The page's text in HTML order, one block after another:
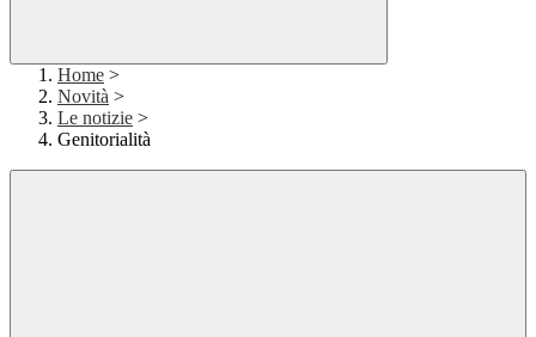
Home >
Novità >
Le notizie >
Genitorialità